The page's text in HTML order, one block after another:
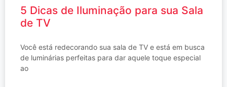
5 Dicas de Iluminação para sua Sala
de TV
Você está redecorando sua sala de TV e está em busca
de luminárias perfeitas para dar aquele toque especial
ao